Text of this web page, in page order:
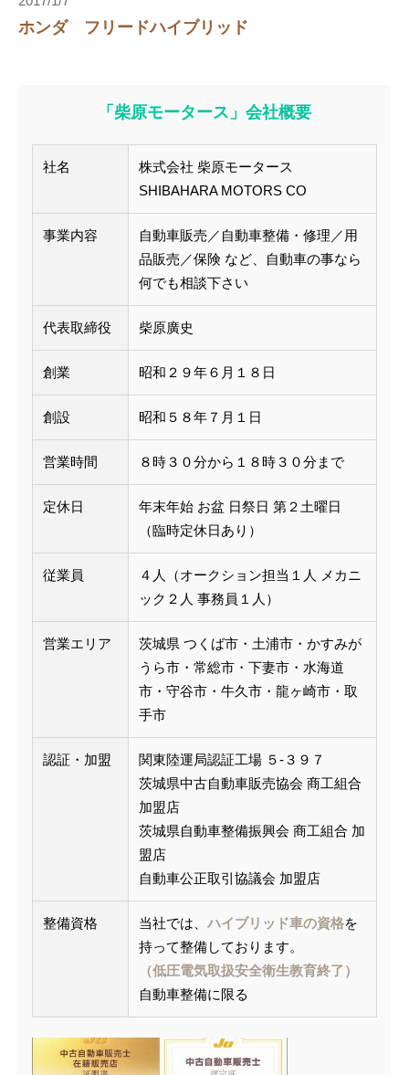
ホンダ フリードハイブリッド
「柴原モータース」会社概要
社名
株式会社 柴原モータース
SHIBAHARA MOTORS CO
事業内容
自動車販売／自動車整備・修理／用
品販売／保険 など、自動車の事なら
何でも相談下さい
代表取締役 柴原廣史
創業 昭和２９年６月１８日
創設 昭和５８年７月１日
営業時間 ８時３０分から１８時３０分まで
定休日
年末年始 お盆 日祭日 第２土曜日
（臨時定休日あり）
従業員
４人（オークション担当１人 メカニ
ック２人 事務員１人）
営業エリア
茨城県 つくば市・土浦市・かすみが
うら市・常総市・下妻市・水海道
市・守谷市・牛久市・龍ヶ崎市・取
手市
認証・加盟
関東陸運局認証工場 ５-３９７
茨城県中古自動車販売協会 商工組合
加盟店
茨城県自動車整備振興会 商工組合 加
盟店
自動車公正取引協議会 加盟店
整備資格 当社では、 ハイブリッド車の資格を
持って整備しております。
（低圧電気取扱安全衛生教育終了）
自動車整備に限る